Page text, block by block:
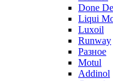
Done
Liqui
Luxoil
Runway
Разное
Motul
Addinol